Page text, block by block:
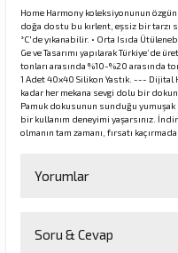
Home Harmony koleksiyonunun özgün
doğa dostu bu kırlent, eşsiz bir tarzı
°C'de yıkanabilir. • Orta Isıda
Ge ve Tasarımı yapılarak Türkiye’de
tonları arasında %10-%20 arasında
1 Adet 40x40 Silikon Yastık. --- Dijital
kadar her mekana sevgi dolu bir
Pamuk dokusunun sunduğu yumuşak
bir kullanım deneyimi yaşarsınız.
olmanın tam zamanı, fırsatı
Yorumlar
Soru & Cevap